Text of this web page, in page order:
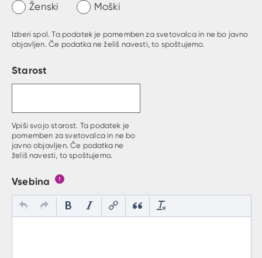
Ženski Moški
Izberi spol. Ta podatek je pomemben za svetovalca in ne bo javno
objavljen. Če podatka ne želiš navesti, to spoštujemo.
Starost
Vpiši svojo starost. Ta podatek je
pomemben za svetovalca in ne bo
javno objavljen. Če podatka ne
želiš navesti, to spoštujemo.
Vsebina